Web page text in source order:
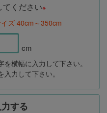
きなど変形サイズは、
てください。
コの数字の合計、“長
じになるように
、やや小さめのサイズ
誤差にも対応できるの
てください※
ズ 40cm～350cm
cm
横幅に入力して下さい。
力して下さい。
する